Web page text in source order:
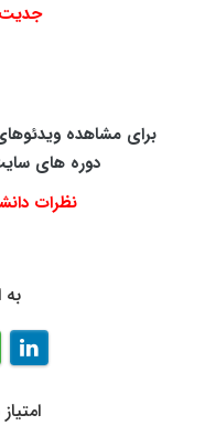
جدیت
برای مشاهده
دوره های
نظرات
به